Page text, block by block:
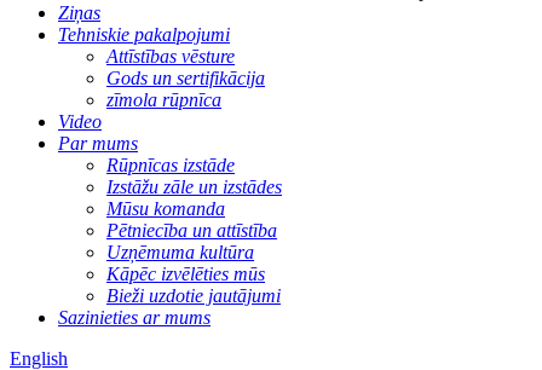
Ziņas
Tehniskie pakalpojumi
Attīstības vēsture
Gods un sertifikācija
zīmola rūpnīca
Video
Par mums
Rūpnīcas izstāde
Izstāžu zāle un izstādes
Mūsu komanda
Pētniecība un attīstība
Uzņēmuma kultūra
Kāpēc izvēlēties mūs
Bieži uzdotie jautājumi
Sazinieties ar mums
English